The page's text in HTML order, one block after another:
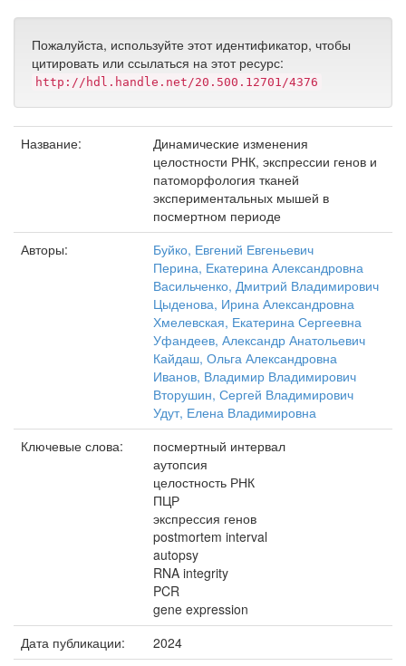
Пожалуйста, используйте этот идентификатор, чтобы
цитировать или ссылаться на этот ресурс:
http://hdl.handle.net/20.500.12701/4376
Название:
Динамические изменения
целостности РНК, экспрессии генов и
патоморфология тканей
экспериментальных мышей в
посмертном периоде
Авторы:
Буйко, Евгений Евгеньевич
Перина, Екатерина Александровна
Васильченко, Дмитрий Владимирович
Цыденова, Ирина Александровна
Хмелевская, Екатерина Сергеевна
Уфандеев, Александр Анатольевич
Кайдаш, Ольга Александровна
Иванов, Владимир Владимирович
Вторушин, Сергей Владимирович
Удут, Елена Владимировна
Ключевые слова:
посмертный интервал
аутопсия
целостность РНК
ПЦР
экспрессия генов
postmortem interval
autopsy
RNA integrity
PCR
gene expression
Дата публикации:
2024